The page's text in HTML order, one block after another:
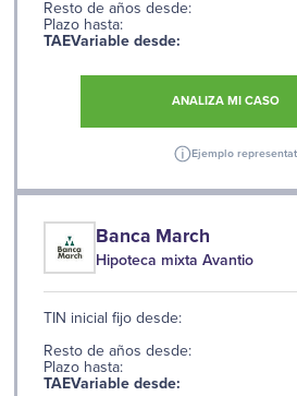
Resto de años desde:
Plazo hasta:
TAEVariable desde:
ANALIZA MI CASO
Ejemplo
Banca March
Hipoteca mixta Avantio
TIN inicial fijo desde:
Resto de años desde:
Plazo hasta:
TAEVariable desde: